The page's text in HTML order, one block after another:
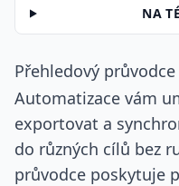
NA
Přehledový
Automatizace vám
exportovat a
do různých cílů bez
průvodce poskytuje